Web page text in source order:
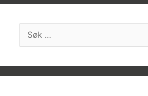
etter: